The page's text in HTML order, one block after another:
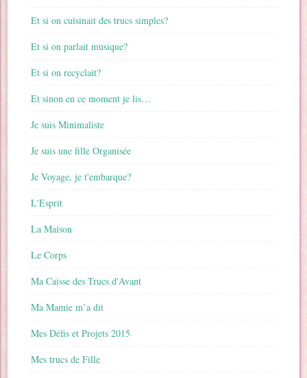
Et si on cuisinait des trucs simples?
Et si on parlait musique?
Et si on recyclait?
Et sinon en ce moment je lis…
Je suis Minimaliste
Je suis une fille Organisée
Je Voyage, je t'embarque?
L'Esprit
La Maison
Le Corps
Ma Caisse des Trucs d'Avant
Ma Mamie m’a dit
Mes Défis et Projets 2015
Mes trucs de Fille